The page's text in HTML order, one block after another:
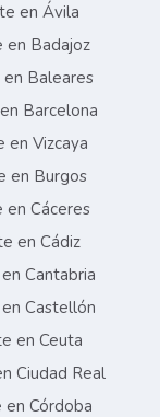
en Ávila
en Badajoz
Baleares
Barcelona
en Vizcaya
en Burgos
en Cáceres
en Cádiz
Cantabria
Castellón
en Ceuta
Ciudad Real
Córdoba